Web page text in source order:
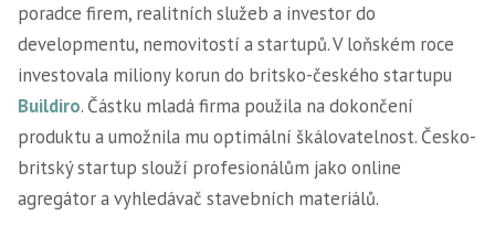
poradce firem, realitních služeb a investor do
developmentu, nemovitostí a startupů. V loňském roce
investovala miliony korun do britsko-českého startupu
Buildiro. Částku mladá firma použila na dokončení
produktu a umožnila mu optimální škálovatelnost. Česko-
britský startup slouží profesionálům jako online
agregátor a vyhledávač stavebních materiálů.